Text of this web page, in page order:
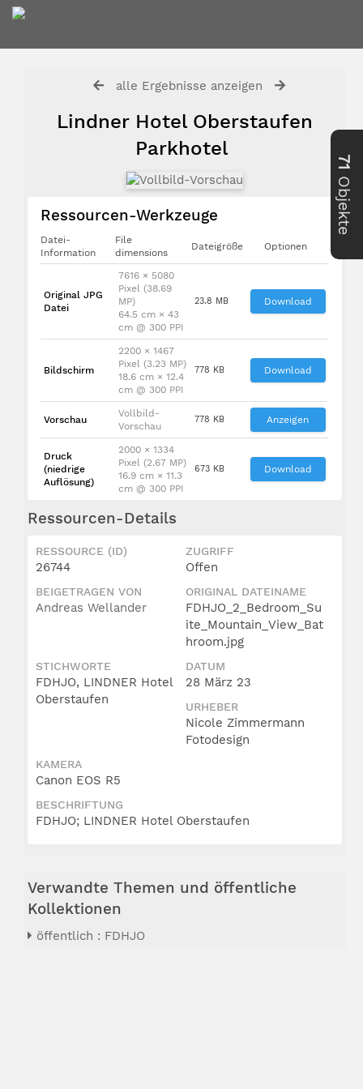
alle Ergebnisse anzeigen
Lindner Hotel Oberstaufen
Parkhotel
Ressourcen-Werkzeuge
Datei-
Information
File
dimensions
Dateigröße Optionen
Original JPG
Datei
7616 × 5080
Pixel (38.69
MP)
64.5 cm × 43
cm @ 300 PPI
23.8 MB Download
Bildschirm
2200 × 1467
Pixel (3.23 MP)
18.6 cm × 12.4
cm @ 300 PPI
778 KB Download
Vorschau
Vollbild-
Vorschau
778 KB Anzeigen
Druck
(niedrige
Auflösung)
2000 × 1334
Pixel (2.67 MP)
16.9 cm × 11.3
cm @ 300 PPI
673 KB Download
Ressourcen-Details
RESSOURCE (ID)
26744
ZUGRIFF
Offen
BEIGETRAGEN VON
Andreas Wellander
ORIGINAL DATEINAME
FDHJO_2_Bedroom_Su
ite_Mountain_View_Bat
hroom.jpg
STICHWORTE
FDHJO, LINDNER Hotel
Oberstaufen
DATUM
28 März 23
URHEBER
Nicole Zimmermann
Fotodesign
KAMERA
Canon EOS R5
BESCHRIFTUNG
FDHJO; LINDNER Hotel Oberstaufen
Verwandte Themen und öffentliche
Kollektionen
öffentlich : FDHJO
71
Objekte